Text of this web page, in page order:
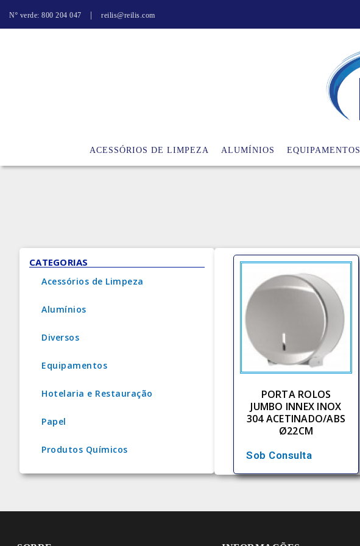
Nº verde: 800 204 047 reilis@reilis.com
ACESSÓRIOS DE LIMPEZA ALUMÍNIOS EQUIPAMENTOS
CATEGORIAS
Acessórios de Limpeza
Alumínios
Diversos
Equipamentos
Hotelaria e Restauração
Papel
Produtos Químicos
PORTA ROLOS
JUMBO INNEX INOX
304 ACETINADO/ABS
Ø22CM
Sob Consulta